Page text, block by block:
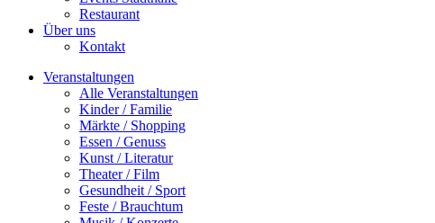
Restaurant
Über uns
Kontakt
Veranstaltungen
Alle Veranstaltungen
Kinder / Familie
Märkte / Shopping
Essen / Genuss
Kunst / Literatur
Theater / Film
Gesundheit / Sport
Feste / Brauchtum